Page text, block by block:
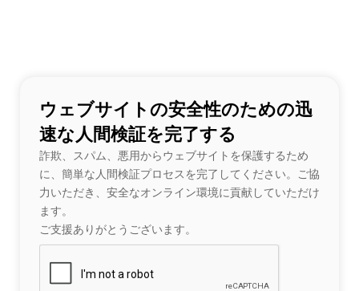
ウェブサイトの安全性のための迅
速な人間検証を完了する
詐欺、スパム、悪用からウェブサイトを保護するため
に、簡単な人間検証プロセスを完了してください。ご協
力いただき、安全なオンライン環境に貢献していただけ
ます。
ご支援ありがとうございます。